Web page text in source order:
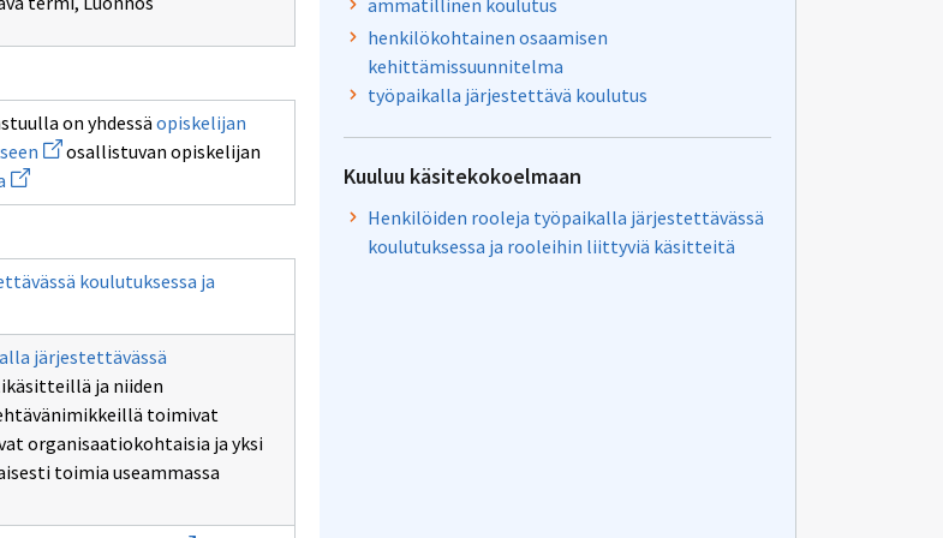
on yhdessäopiskelijan
ikkunan
Avaa
uuden
sivulle
osallistuvan opiskelijan
Avaa
uuden
ikkunan
osaamisen
kehittämissuunnitelma
koulutuksessa ja
järjestettävässä
ja niiden
toimivat
organisaatiokohtaisia ja yksi
toimia useammassa
ammatillinen koulutus
henkilökohtainen osaamisen
kehittämissuunnitelma
työpaikalla järjestettävä koulutus
Kuuluu käsitekokoelmaan
Henkilöiden rooleja työpaikalla järjestettävässä
koulutuksessa ja rooleihin liittyviä käsitteitä